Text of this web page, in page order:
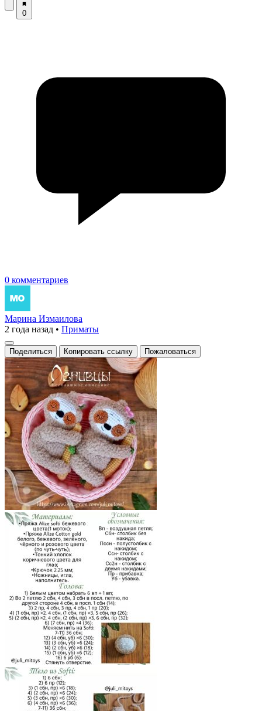
0
0 комментариев
Марина Измаилова
2 года назад • Приматы
Поделиться Копировать ссылку Пожаловаться